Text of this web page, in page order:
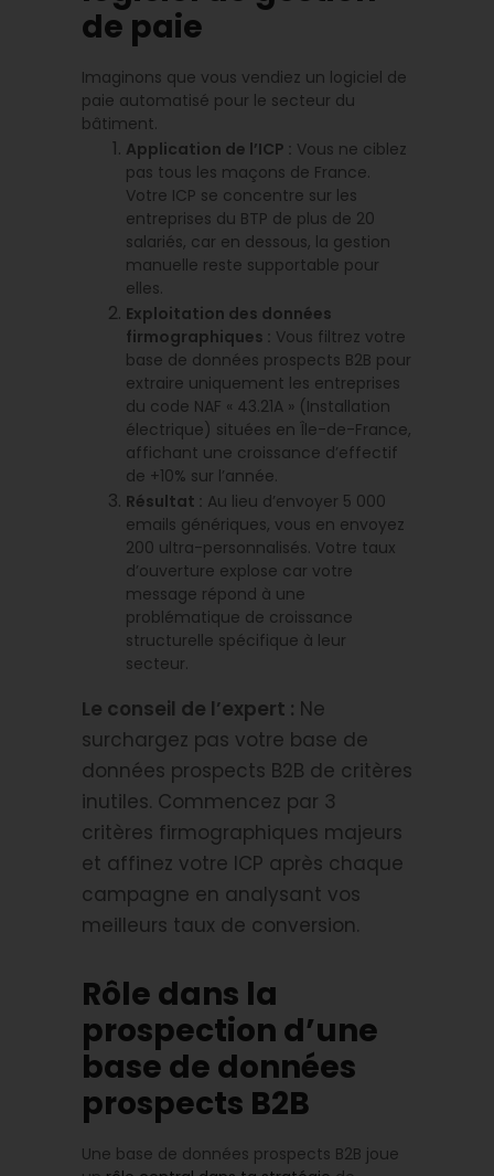
de paie
Imaginons que vous vendiez un logiciel de
paie automatisé pour le secteur du
bâtiment.
Application de l’ICP : Vous ne ciblez
pas tous les maçons de France.
Votre ICP se concentre sur les
entreprises du BTP de plus de 20
salariés, car en dessous, la gestion
manuelle reste supportable pour
elles.
Exploitation des données
firmographiques : Vous filtrez votre
base de données prospects B2B pour
extraire uniquement les entreprises
du code NAF « 43.21A » (Installation
électrique) situées en Île-de-France,
affichant une croissance d’effectif
de +10% sur l’année.
Résultat : Au lieu d’envoyer 5 000
emails génériques, vous en envoyez
200 ultra-personnalisés. Votre taux
d’ouverture explose car votre
message répond à une
problématique de croissance
structurelle spécifique à leur
secteur.
Le conseil de l’expert : Ne
surchargez pas votre base de
données prospects B2B de critères
inutiles. Commencez par 3
critères firmographiques majeurs
et affinez votre ICP après chaque
campagne en analysant vos
meilleurs taux de conversion.
Rôle dans la
prospection d’une
base de données
prospects B2B
Une base de données prospects B2B joue